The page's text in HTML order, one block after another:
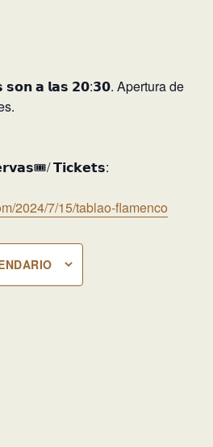
𝘀𝗼𝗻 𝗮 𝗹𝗮𝘀 𝟮𝟬:𝟯𝟬. Apertura de
𝗧𝗶𝗰𝗸𝗲𝘁𝘀:⁣
2024/7/15/tablao-flamenco